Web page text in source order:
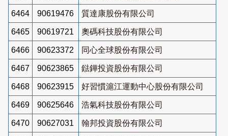
6464 90619476 質達康股份有限公司
6465 90619721 奧碼科技股份有限公司
6466 90623372 同心全球股份有限公司
6467 90623865 鍅鏵投資股份有限公司
6468 90623915 好習慣滬江運動中心股份有限公司
6469 90625646 浩氣科技股份有限公司
6470 90627031 翰邦投資股份有限公司